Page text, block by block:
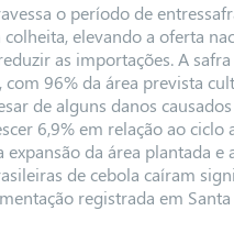
o período de
elevando a oferta
as importações. A
96% da área prevista
de alguns danos
6,9% em relação ao
expansão da área plantada
de cebola caíram
registrada em